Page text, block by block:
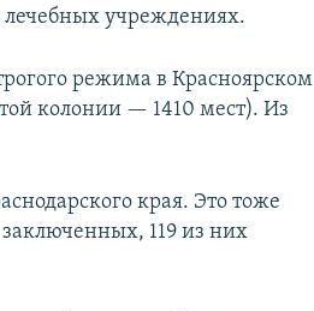
лечебных учреждениях.
режима в Красноярском
колонии — 1410 мест). Из
края. Это тоже
119 из них